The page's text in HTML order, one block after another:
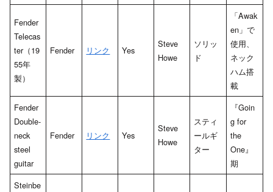
Fender
Telecas
ter（19
55年
製）
Fender リンク Yes
Steve
Howe
ソリッ
ド
「Awak
en」で
使用、
ネック
ハム搭
載
Fender
Double-
neck
steel
guitar
Fender リンク Yes
Steve
Howe
スティ
ールギ
ター
『Goin
g for
the
One』
期
Steinbe